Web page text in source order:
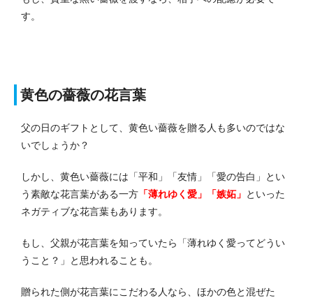
す。
黄色の薔薇の花言葉
父の日のギフトとして、黄色い薔薇を贈る人も多いのではな
いでしょうか？
しかし、黄色い薔薇には「平和」「友情」「愛の告白」とい
う素敵な花言葉がある一方 「薄れゆく愛」「嫉妬」 といった
ネガティブな花言葉もあります。
もし、父親が花言葉を知っていたら「薄れゆく愛ってどうい
うこと？」と思われることも。
贈られた側が花言葉にこだわる人なら、ほかの色と混ぜた